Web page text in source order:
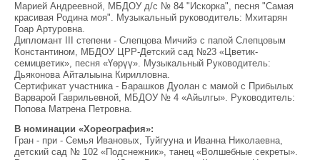
Марией Андреевной, МБДОУ д/с № 84 "Искорка", песня "Самая
красивая Родина моя". Музыкальный руководитель: Мхитарян
Гоар Артуровна.
Дипломант III степени - Слепцова Мичийэ с папой Слепцовым
Константином, МБДОУ ЦРР-Детский сад №23 «Цветик-
семицветик», песня «Үөрүү». Музыкальный Руководитель:
Дьяконова Айталыына Кирилловна.
Сертификат участника - Барашков Дуолан с мамой с Прибылых
Варварой Гаврильевной, МБДОУ № 4 «Айылгы». Руководитель:
Попова Матрена Петровна.
В номинации «Хореография»:
Гран - при - Семья Ивановых, Туйгууна и Иванна Николаевна,
детский сад № 102 «Подснежник», танец «Волшебные секреты».